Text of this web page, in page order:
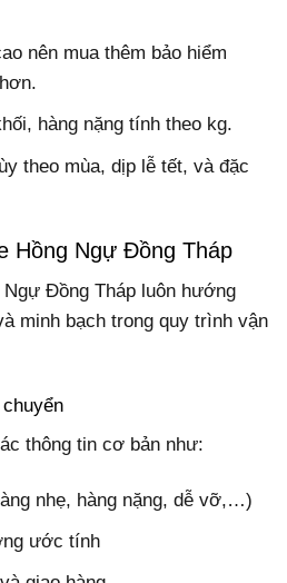
nên mua thêm bảo hiểm
hàng nặng tính theo kg.
theo mùa, dịp lễ tết, và đặc
Hồng Ngự Đồng Tháp
Đồng Tháp luôn hướng
minh bạch trong quy trình vận
thông tin cơ bản như:
nhẹ, hàng nặng, dễ vỡ,…)
ước tính